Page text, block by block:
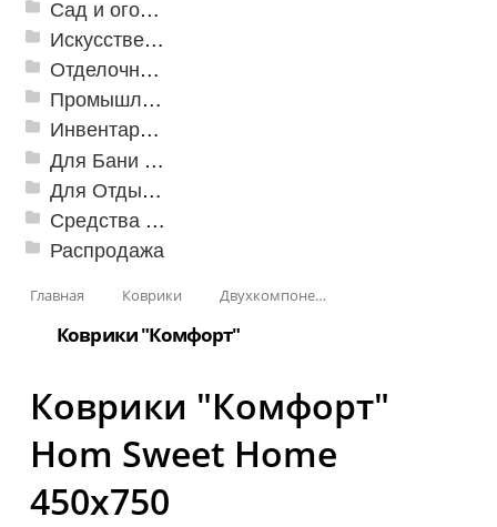
Сад и огород
Искусственная трава
Отделочные профили
Промышленный текстиль
Инвентарь для клининга
Для Бани и Сауны
Для Отдыха и Пикника
Средства от насекомых и садовых вредителей
Распродажа
Главная Коврики Двухкомпонентные коврики
Коврики "Комфорт"
Коврики "Комфорт"
Hom Sweet Home
450х750